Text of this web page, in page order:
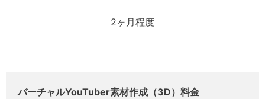
2ヶ月程度
バーチャルYouTuber素材作成（3D）料金